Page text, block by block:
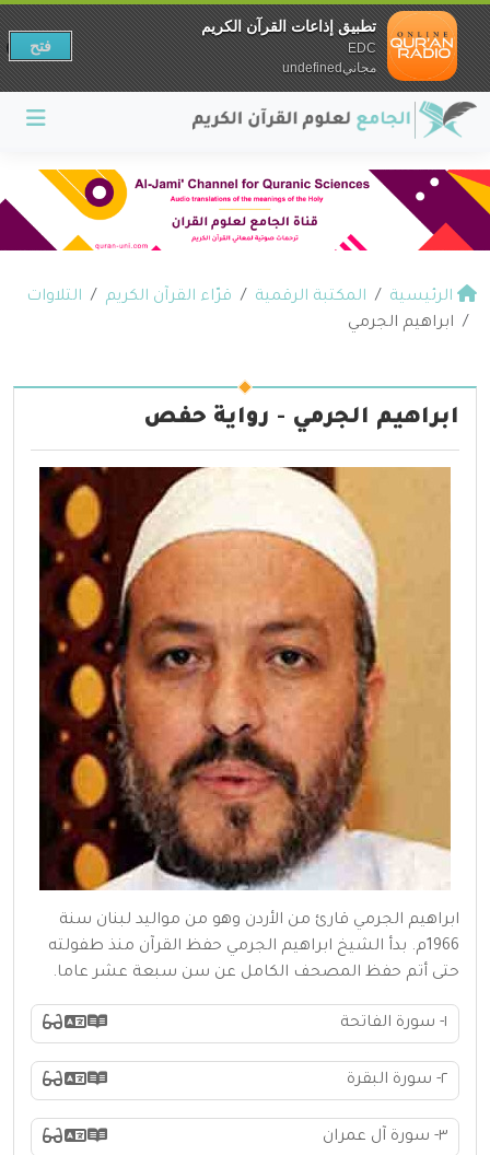
الرئيسية المكتبة الرقمية قرّاء القرآن الكريم
التلاوات
ابراهيم الجرمي
ابراهيم الجرمي - رواية حفص
ابراهيم الجرمي قارئ من الأردن وهو من مواليد لبنان سنة
1966م. بدأ الشيخ ابراهيم الجرمي حفظ القرآن منذ طفولته
حتى أتم حفظ المصحف الكامل عن سن سبعة عشر عاما.
١- سورة الفاتحة
٢- سورة البقرة
٣- سورة آل عمران
تطبيق إذاعات القرآن الكريم
EDC
مجانيundefined
فتح